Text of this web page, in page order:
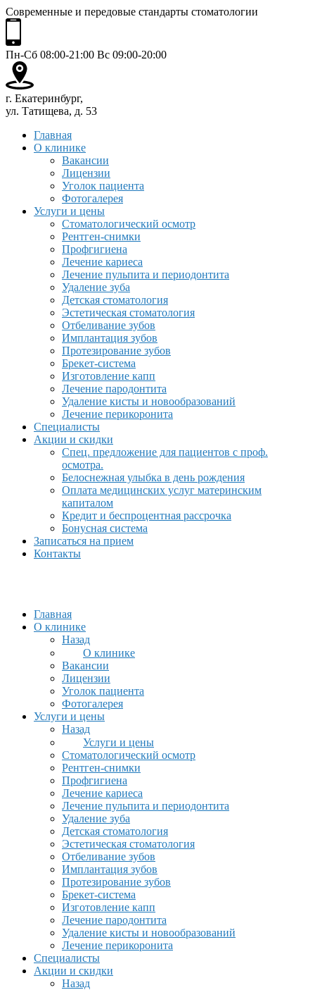
Современные и передовые стандарты стоматологии
Пн-Сб 08:00-21:00 Вс 09:00-20:00
г. Екатеринбург,
ул. Татищева, д. 53
Главная
О клинике
Вакансии
Лицензии
Уголок пациента
Фотогалерея
Услуги и цены
Стоматологический осмотр
Рентген-снимки
Профгигиена
Лечение кариеса
Лечение пульпита и периодонтита
Удаление зуба
Детская стоматология
Эстетическая стоматология
Отбеливание зубов
Имплантация зубов
Протезирование зубов
Брекет-система
Изготовление капп
Лечение пародонтита
Удаление кисты и новообразований
Лечение перикоронита
Специалисты
Акции и скидки
Спец. предложение для пациентов с проф.
осмотра.
Белоснежная улыбка в день рождения
Оплата медицинских услуг материнским
капиталом
Кредит и беспроцентная рассрочка
Бонусная система
Записаться на прием
Контакты
Главная
О клинике
Назад
О клинике
Вакансии
Лицензии
Уголок пациента
Фотогалерея
Услуги и цены
Назад
Услуги и цены
Стоматологический осмотр
Рентген-снимки
Профгигиена
Лечение кариеса
Лечение пульпита и периодонтита
Удаление зуба
Детская стоматология
Эстетическая стоматология
Отбеливание зубов
Имплантация зубов
Протезирование зубов
Брекет-система
Изготовление капп
Лечение пародонтита
Удаление кисты и новообразований
Лечение перикоронита
Специалисты
Акции и скидки
Назад